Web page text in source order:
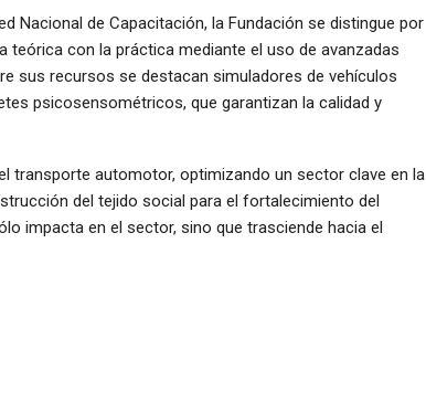
Nacional de Capacitación, la Fundación se distingue por
teórica con la práctica mediante el uso de avanzadas
sus recursos se destacan simuladores de vehículos
psicosensométricos, que garantizan la calidad y
transporte automotor, optimizando un sector clave en la
del tejido social para el fortalecimiento del
impacta en el sector, sino que trasciende hacia el